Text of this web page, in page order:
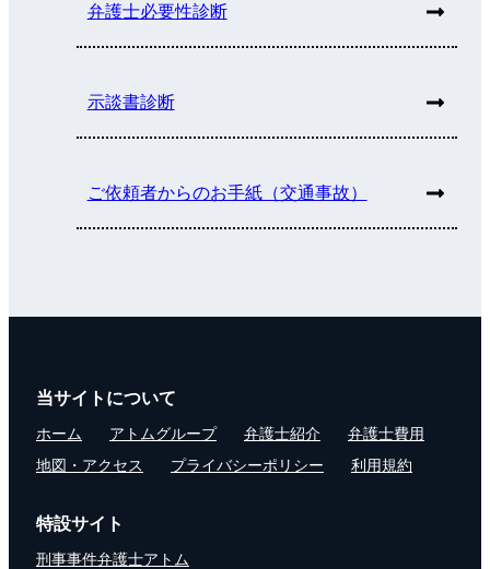
弁護士必要性診断
示談書診断
ご依頼者からのお手紙（交通事故）
当サイトについて
ホーム アトムグループ 弁護士紹介
弁護士費用
地図・アクセス
プライバシーポリシー 利用規約
特設サイト
刑事事件弁護士アトム